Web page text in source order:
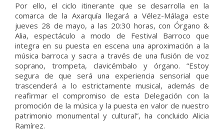
Por ello, el ciclo itinerante que se desarrolla en la
comarca de la Axarquía llegará a Vélez-Málaga este
jueves 28 de mayo, a las 20:30 horas, con Órgano &
Alia, espectáculo a modo de Festival Barroco que
integra en su puesta en escena una aproximación a la
música barroca y sacra a través de una fusión de voz
soprano, trompeta, clavicémbalo y órgano. “Estoy
segura de que será una experiencia sensorial que
trascenderá a lo estrictamente musical, además de
reafirmar el compromiso de esta Delegación con la
promoción de la música y la puesta en valor de nuestro
patrimonio monumental y cultural”, ha concluido Alicia
Ramírez.